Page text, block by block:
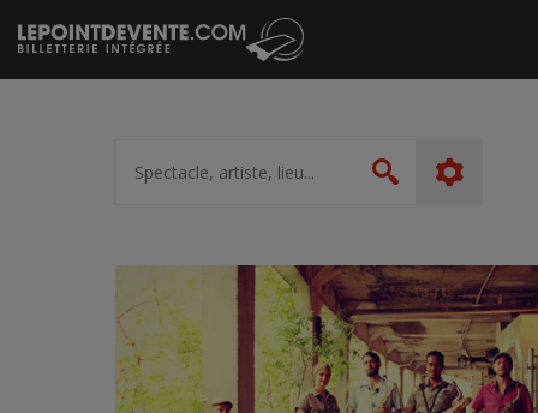
Passer
au
contenu
artiste,
lieu...
Rechercher